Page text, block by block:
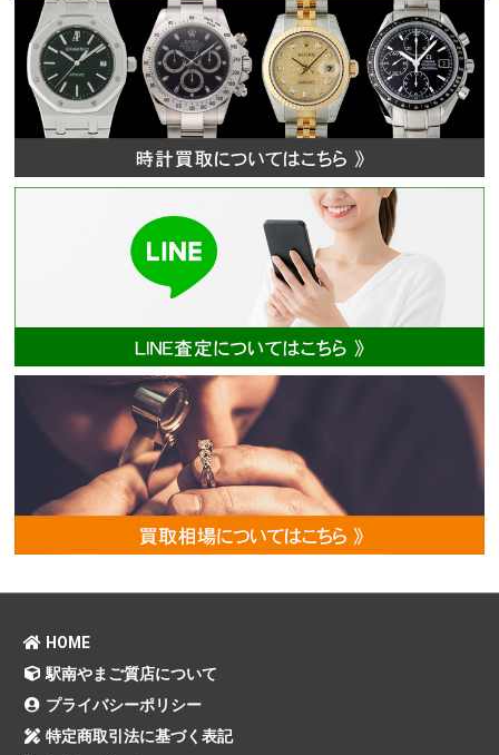
HOME
駅南やまご質店について
プライバシーポリシー
特定商取引法に基づく表記